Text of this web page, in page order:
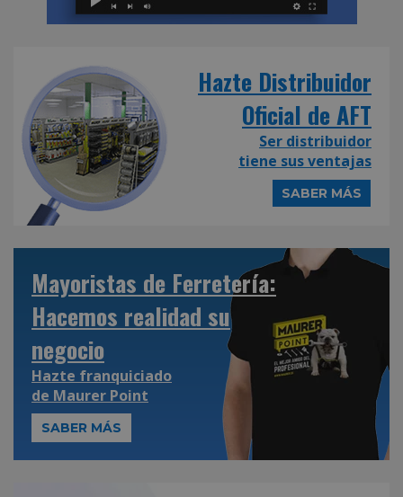
Hazte Distribuidor
Oficial de AFT
Ser distribuidor
tiene sus ventajas
SABER MÁS
Mayoristas de Ferretería:
Hacemos realidad su
negocio
Hazte franquiciado
de Maurer Point
SABER MÁS